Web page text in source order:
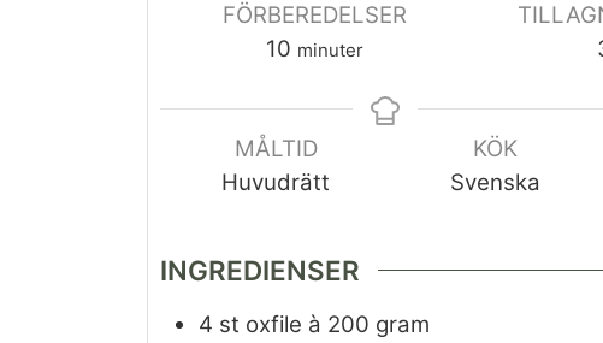
FÖRBEREDELSER
10 minuter
MÅLTID
Huvudrätt
KÖK
Svenska
INGREDIENSER
4 st oxfile à 200 gram